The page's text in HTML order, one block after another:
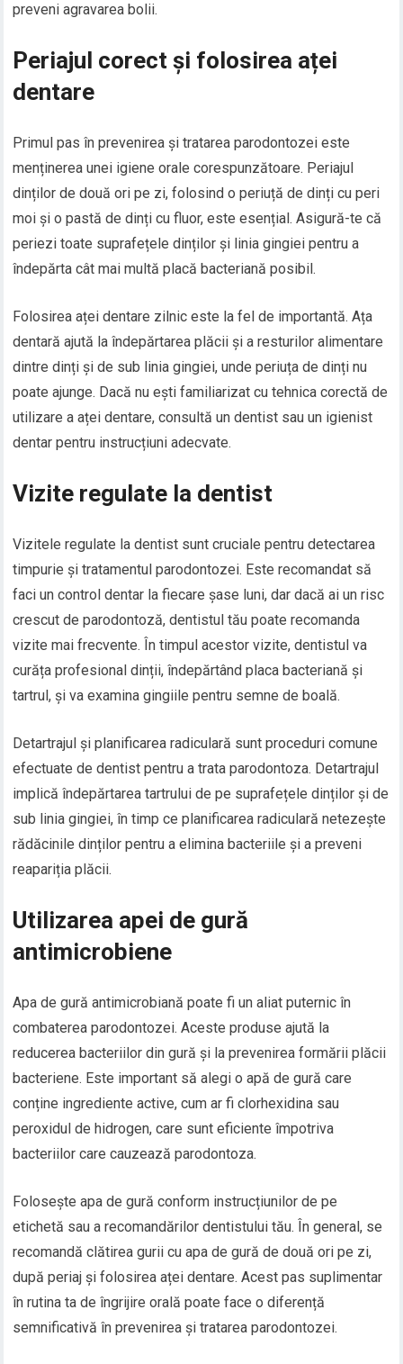
preveni agravarea bolii.
Periajul corect și folosirea aței
dentare
Primul pas în prevenirea și tratarea parodontozei este
menținerea unei igiene orale corespunzătoare. Periajul
dinților de două ori pe zi, folosind o periuță de dinți cu peri
moi și o pastă de dinți cu fluor, este esențial. Asigură-te că
periezi toate suprafețele dinților și linia gingiei pentru a
îndepărta cât mai multă placă bacteriană posibil.
Folosirea aței dentare zilnic este la fel de importantă. Ața
dentară ajută la îndepărtarea plăcii și a resturilor alimentare
dintre dinți și de sub linia gingiei, unde periuța de dinți nu
poate ajunge. Dacă nu ești familiarizat cu tehnica corectă de
utilizare a aței dentare, consultă un dentist sau un igienist
dentar pentru instrucțiuni adecvate.
Vizite regulate la dentist
Vizitele regulate la dentist sunt cruciale pentru detectarea
timpurie și tratamentul parodontozei. Este recomandat să
faci un control dentar la fiecare șase luni, dar dacă ai un risc
crescut de parodontoză, dentistul tău poate recomanda
vizite mai frecvente. În timpul acestor vizite, dentistul va
curăța profesional dinții, îndepărtând placa bacteriană și
tartrul, și va examina gingiile pentru semne de boală.
Detartrajul și planificarea radiculară sunt proceduri comune
efectuate de dentist pentru a trata parodontoza. Detartrajul
implică îndepărtarea tartrului de pe suprafețele dinților și de
sub linia gingiei, în timp ce planificarea radiculară netezește
rădăcinile dinților pentru a elimina bacteriile și a preveni
reapariția plăcii.
Utilizarea apei de gură
antimicrobiene
Apa de gură antimicrobiană poate fi un aliat puternic în
combaterea parodontozei. Aceste produse ajută la
reducerea bacteriilor din gură și la prevenirea formării plăcii
bacteriene. Este important să alegi o apă de gură care
conține ingrediente active, cum ar fi clorhexidina sau
peroxidul de hidrogen, care sunt eficiente împotriva
bacteriilor care cauzează parodontoza.
Folosește apa de gură conform instrucțiunilor de pe
etichetă sau a recomandărilor dentistului tău. În general, se
recomandă clătirea gurii cu apa de gură de două ori pe zi,
după periaj și folosirea aței dentare. Acest pas suplimentar
în rutina ta de îngrijire orală poate face o diferență
semnificativă în prevenirea și tratarea parodontozei.